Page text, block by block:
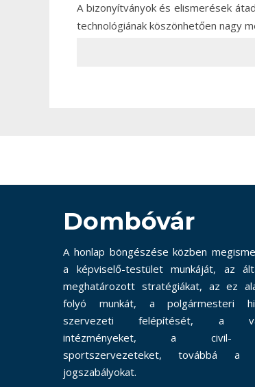
A bizonyítványok és elismerések
technológiának köszönhetően nagy
Dombóvár
A honlap böngészése közben
a képviselő-testület munkáját, az
meghatározott stratégiákat, az ez
folyó munkát, a polgármesteri
szervezeti felépítését, a
intézményeket, a civil-
sportszervezeteket, továbbá a
jogszabályokat.